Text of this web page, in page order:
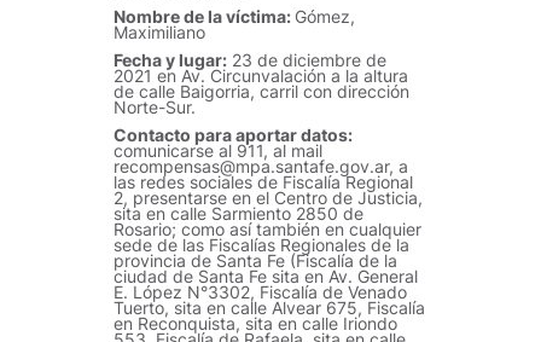
Nombre de la víctima: Gómez,
Maximiliano
Fecha y lugar: 23 de diciembre de
2021 en Av. Circunvalación a la altura
de calle Baigorria, carril con dirección
Norte-Sur.
Contacto para aportar datos:
comunicarse al 911, al mail
recompensas@mpa.santafe.gov.ar, a
las redes sociales de Fiscalía Regional
2, presentarse en el Centro de Justicia,
sita en calle Sarmiento 2850 de
Rosario; como así también en cualquier
sede de las Fiscalías Regionales de la
provincia de Santa Fe (Fiscalía de la
ciudad de Santa Fe sita en Av. General
E. López N°3302, Fiscalía de Venado
Tuerto, sita en calle Alvear 675, Fiscalía
en Reconquista, sita en calle Iriondo